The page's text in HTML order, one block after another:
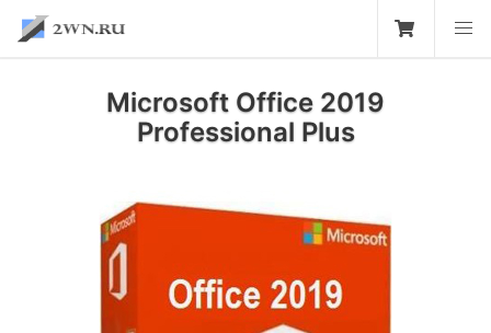
Microsoft Office 2019
Professional Plus